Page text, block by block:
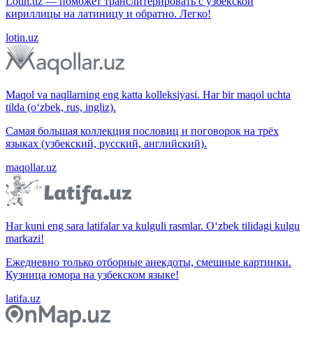
кириллицы на латиницу и обратно. Легко!
lotin.uz
Maqol va naqllarning eng katta kolleksiyasi. Har bir maqol uchta
tilda (o‘zbek, rus, ingliz).
Самая большая коллекция пословиц и поговорок на трёх
языках (узбекский, русский, английский).
maqollar.uz
Har kuni eng sara latifalar va kulguli rasmlar. O‘zbek tilidagi kulgu
markazi!
Ежедневно только отборные анекдоты, смешные картинки.
Кузница юмора на узбекском языке!
latifa.uz